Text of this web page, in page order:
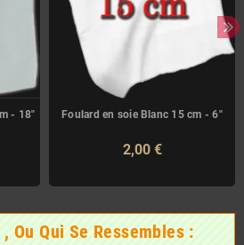
- 18" Foulard en soie Blanc 15 cm - 6"
2,00 €
Ou Qui Se Ressembles :